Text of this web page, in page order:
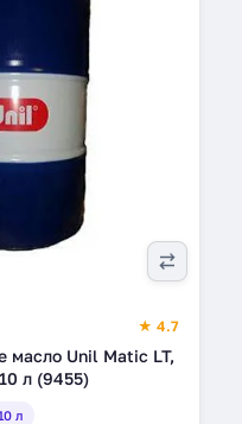
★ 4.7
масло Unil Matic LT,
л (9455)
л